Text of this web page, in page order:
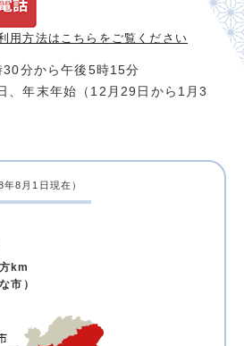
用方法は こちらをご覧ください
分から午後5時15分
、年末年始（12月29日から1月3
年8月1日現在）
km
市）